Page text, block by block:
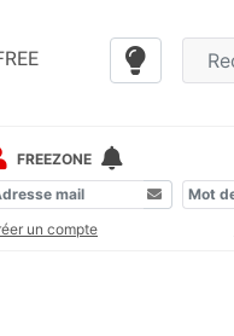
FREEZONE
un compte